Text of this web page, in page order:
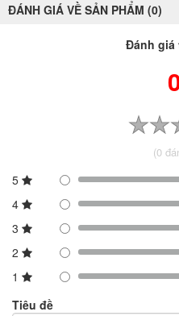
ĐÁNH GIÁ VỀ SẢN PHẨM (0)
Đánh giá
(0
5
4
3
2
1
Tiêu đề